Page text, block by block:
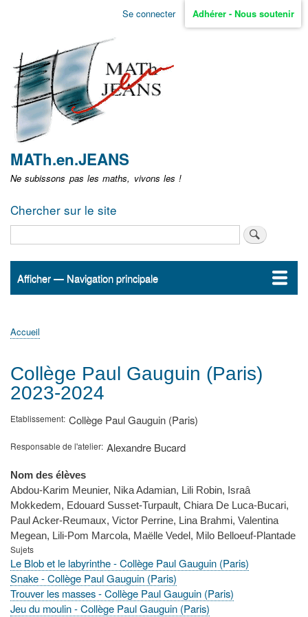
Aller
non
identifié
Se connecter Adhérer - Nous soutenir
MATh.en.JEANS
Ne subissons pas les maths, vivons les !
Chercher sur le site
Navigation
Afficher — Navigation principale
Accueil
ActualitésMATh.en.JEANS ?
Régions et Ateliers
Créer, gérer un atelier
Sujets/Publications
Congrès
d'Ariane
Accueil
Collège Paul Gauguin (Paris)
2023-2024
Etablissement Collège Paul Gauguin (Paris)
Responsable de l'atelier Alexandre Bucard
Nom des élèves
Abdou-Karim Meunier, Nika Adamian, Lili Robin, Israâ
Mokkedem, Edouard Susset-Turpault, Chiara De Luca-Bucari,
Paul Acker-Reumaux, Victor Perrine, Lina Brahmi, Valentina
Megean, Lili-Pom Marcola, Maëlle Vedel, Milo Belloeuf-Plantade
Sujets
Le Blob et le labyrinthe - Collège Paul Gauguin (Paris)
Snake - Collège Paul Gauguin (Paris)
Trouver les masses - Collège Paul Gauguin (Paris)
Jeu du moulin - Collège Paul Gauguin (Paris)